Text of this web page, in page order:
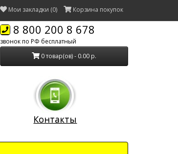
Мои закладки (0) Корзина покупок
8 800 200 8 678
звонок по РФ бесплатный
0 товар(ов) - 0.00 р.
Контакты